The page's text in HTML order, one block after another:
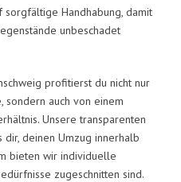
Handhabung, damit
unbeschadet
profitierst du nicht nur
sondern auch von einem
Unsere transparenten
deinen Umzug innerhalb
bieten wir individuelle
zugeschnitten sind.